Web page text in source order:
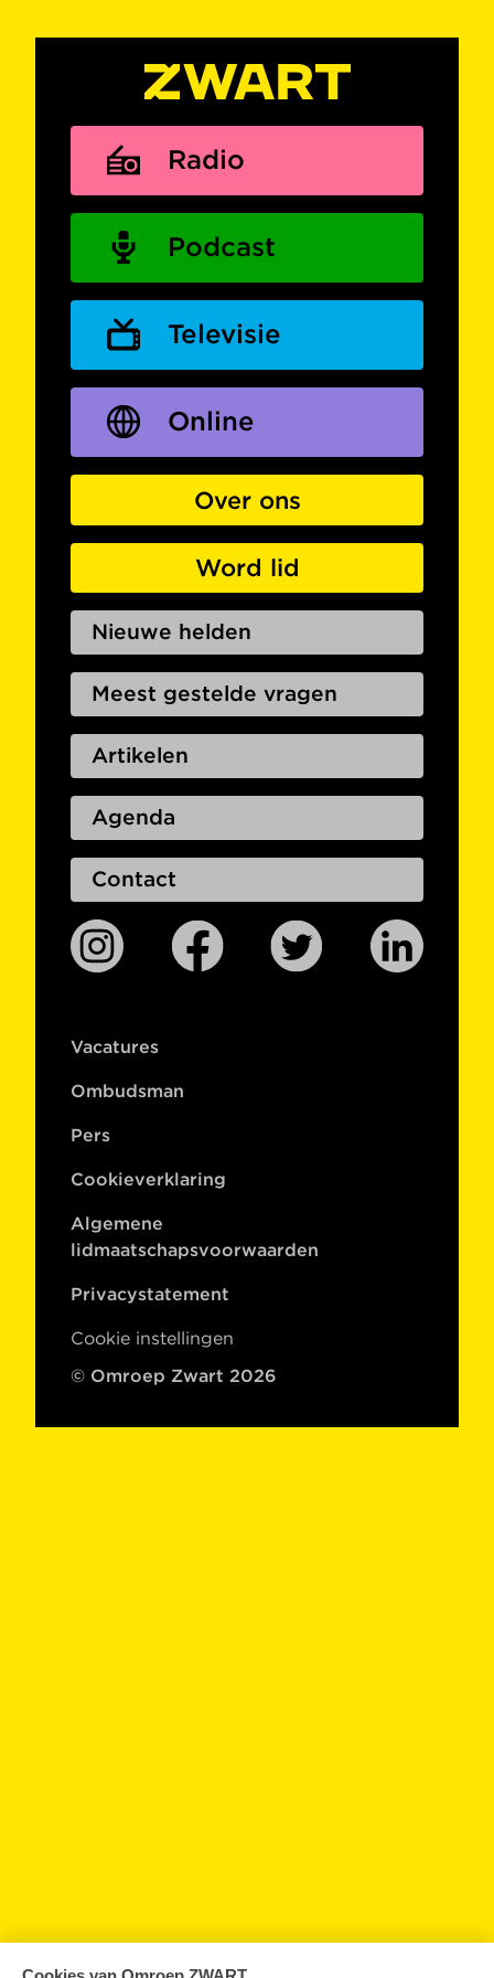
Radio
Podcast
Televisie
Online
Over ons
Word lid
Nieuwe helden
Meest gestelde vragen
Artikelen
Agenda
Contact
Vacatures
Ombudsman
Pers
Cookieverklaring
Algemene
lidmaatschapsvoorwaarden
Privacystatement
Cookie instellingen
© Omroep Zwart 2026